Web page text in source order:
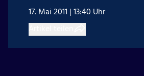
17. Mai 2011 | 13:40 Uhr